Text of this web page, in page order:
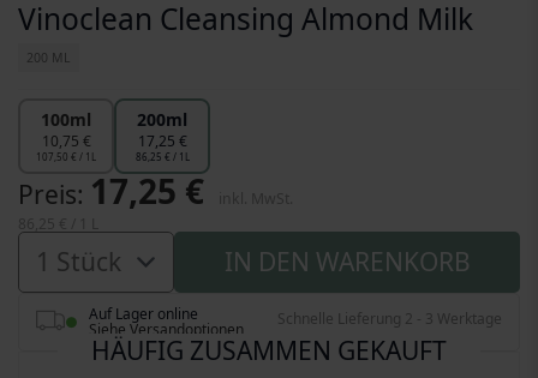
Vinoclean Cleansing Almond Milk
200 ML
100ml
10,75 €
107,50 € / 1L
200ml
17,25 €
86,25 € / 1L
Preis 17,25 €
IN DEN WARENKORB
Auf Lager online
Siehe Versandoptionen
Schnelle Lieferung 2 - 3 Werktage
HÄUFIG ZUSAMMEN GEKAUFT